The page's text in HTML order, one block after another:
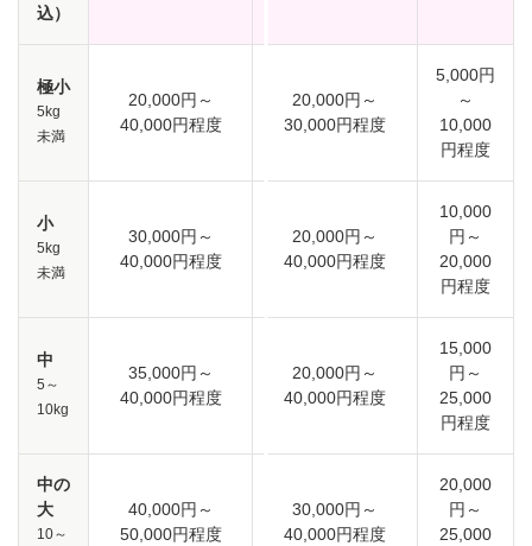
込）
極小
5kg
未満
20,000円～
40,000円程度
20,000円～
30,000円程度
5,000円
～
10,000
円程度
小
5kg
未満
30,000円～
40,000円程度
20,000円～
40,000円程度
10,000
円～
20,000
円程度
中
5～
10kg
35,000円～
40,000円程度
20,000円～
40,000円程度
15,000
円～
25,000
円程度
中の
大
10～
40,000円～
50,000円程度
30,000円～
40,000円程度
20,000
円～
25,000